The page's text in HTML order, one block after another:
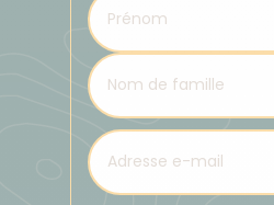
exceptionnel.
En refuge dans les hautes
Passer la nuit en refuge fait
l’expérience des hautes
cœur de paysages sauvages
refuges isolés offrent un